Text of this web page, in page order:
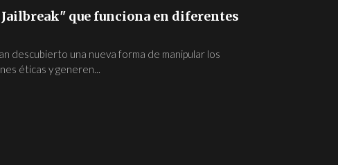
que funciona en diferentes
descubierto una nueva forma de manipular los
éticas y generen...